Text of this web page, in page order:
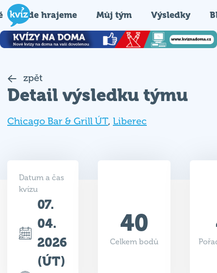
Kde hrajeme Můj tým Výsledky
zpět
Detail výsledku týmu
Chicago Bar & Grill ÚT, Liberec
Datum a čas
kvízu
07.
04.
2026
(ÚT)
40
Celkem bodů